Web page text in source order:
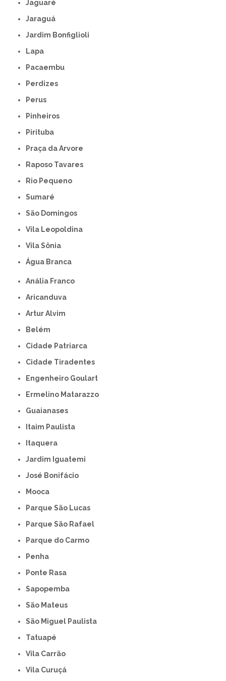
Jaguaré
Jaraguá
Jardim Bonfiglioli
Lapa
Pacaembu
Perdizes
Perus
Pinheiros
Pirituba
Praça da Arvore
Raposo Tavares
Rio Pequeno
Sumaré
São Domingos
Vila Leopoldina
Vila Sônia
Água Branca
Anália Franco
Aricanduva
Artur Alvim
Belém
Cidade Patriarca
Cidade Tiradentes
Engenheiro Goulart
Ermelino Matarazzo
Guaianases
Itaim Paulista
Itaquera
Jardim Iguatemi
José Bonifácio
Mooca
Parque São Lucas
Parque São Rafael
Parque do Carmo
Penha
Ponte Rasa
Sapopemba
São Mateus
São Miguel Paulista
Tatuapé
Vila Carrão
Vila Curuçá